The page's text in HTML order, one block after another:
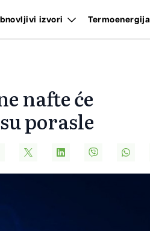
izvori Termoenergija
nafte će
porasle